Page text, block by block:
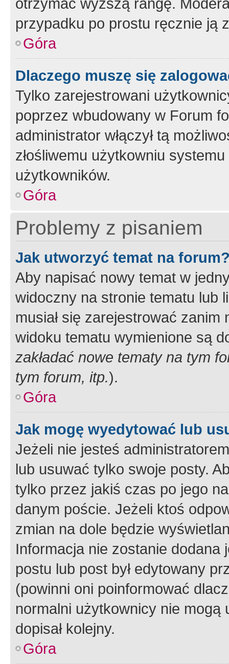
przypadku po prostu ręcznie ją
Góra
Dlaczego muszę się
Tylko zarejestrowani
poprzez wbudowany w Forum
administrator włączył tą
złośliwemu użytkowniu
użytkowników.
Góra
Problemy z pisaniem
Jak utworzyć temat na
Aby napisać nowy temat w
widoczny na stronie tematu lub
musiał się zarejestrować
widoku tematu wymienione są
zakładać nowe tematy na tym
tym forum, itp.).
Góra
Jak mogę wyedytować lub
Jeżeli nie jesteś
lub usuwać tylko swoje posty.
tylko przez jakiś czas po jego
danym poście. Jeżeli ktoś
zmian na dole będzie
Informacja nie zostanie dodana
postu lub post był edytowany
(powinni oni poinformować
normalni użytkownicy nie
dopisał kolejny.
Góra